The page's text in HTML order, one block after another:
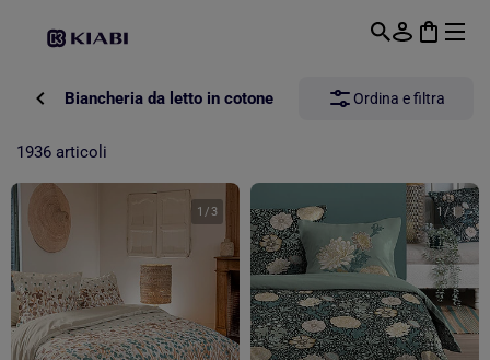
Biancheria da letto in cotone Ordina e filtra
1936 articoli
1 /3 1/1